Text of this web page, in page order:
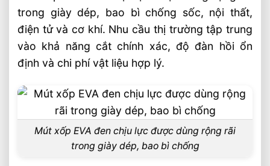
trong giày dép, bao bì chống sốc, nội thất,
điện tử và cơ khí. Nhu cầu thị trường tập trung
vào khả năng cắt chính xác, độ đàn hồi ổn
định và chi phí vật liệu hợp lý.
Mút xốp EVA đen chịu lực được dùng rộng rãi
trong giày dép, bao bì chống